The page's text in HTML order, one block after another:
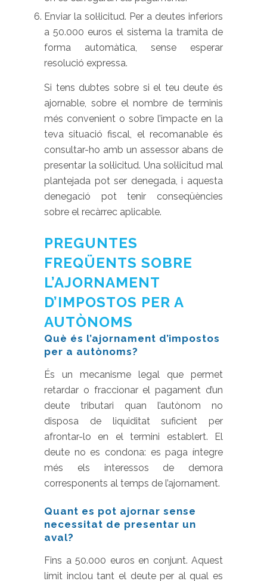
Enviar la sol·licitud. Per a deutes inferiors
a 50.000 euros el sistema la tramita de
forma automàtica, sense esperar
resolució expressa.
Si tens dubtes sobre si el teu deute és
ajornable, sobre el nombre de terminis
més convenient o sobre l’impacte en la
teva situació fiscal, el recomanable és
consultar-ho amb un assessor abans de
presentar la sol·licitud. Una sol·licitud mal
plantejada pot ser denegada, i aquesta
denegació pot tenir conseqüències
sobre el recàrrec aplicable.
PREGUNTES
FREQÜENTS SOBRE
L’AJORNAMENT
D’IMPOSTOS PER A
AUTÒNOMS
Què és l’ajornament d’impostos
per a autònoms?
És un mecanisme legal que permet
retardar o fraccionar el pagament d’un
deute tributari quan l’autònom no
disposa de liquiditat suficient per
afrontar-lo en el termini establert. El
deute no es condona: es paga íntegre
més els interessos de demora
corresponents al temps de l’ajornament.
Quant es pot ajornar sense
necessitat de presentar un
aval?
Fins a 50.000 euros en conjunt. Aquest
límit inclou tant el deute per al qual es